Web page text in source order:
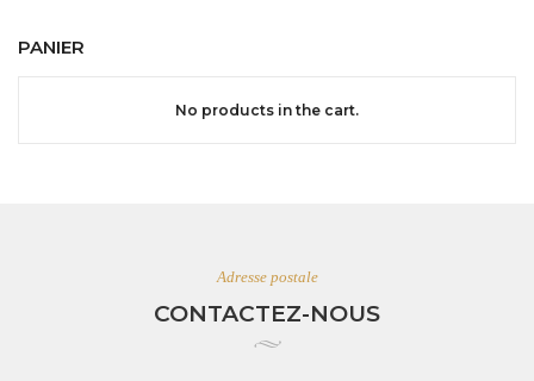
PANIER
No products in the cart.
Adresse postale
CONTACTEZ-NOUS